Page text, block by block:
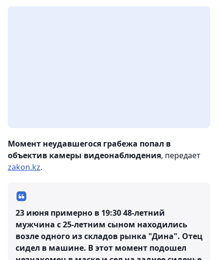
Момент неудавшегося грабежа попал в
объектив камеры видеонаблюдения, передает
zakon.kz.
23 июня примерно в 19:30 48-летний
мужчина с 25-летним сыном находились
возле одного из складов рынка "Дина". Отец
сидел в машине. В этот момент подошел